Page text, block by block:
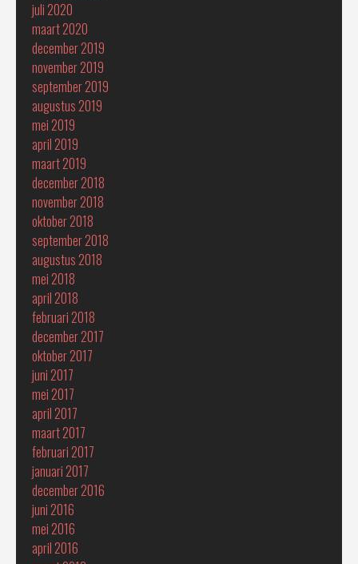
juli 2020
maart 2020
december 2019
november 2019
september 2019
augustus 2019
mei 2019
april 2019
maart 2019
december 2018
november 2018
oktober 2018
september 2018
augustus 2018
mei 2018
april 2018
februari 2018
december 2017
oktober 2017
juni 2017
mei 2017
april 2017
maart 2017
februari 2017
januari 2017
december 2016
juni 2016
mei 2016
april 2016